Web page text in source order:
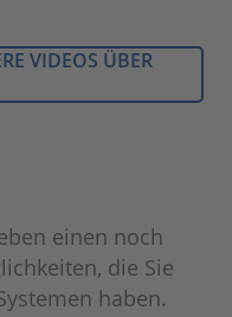
VIDEOS ÜBER
einen noch
die Sie
haben.